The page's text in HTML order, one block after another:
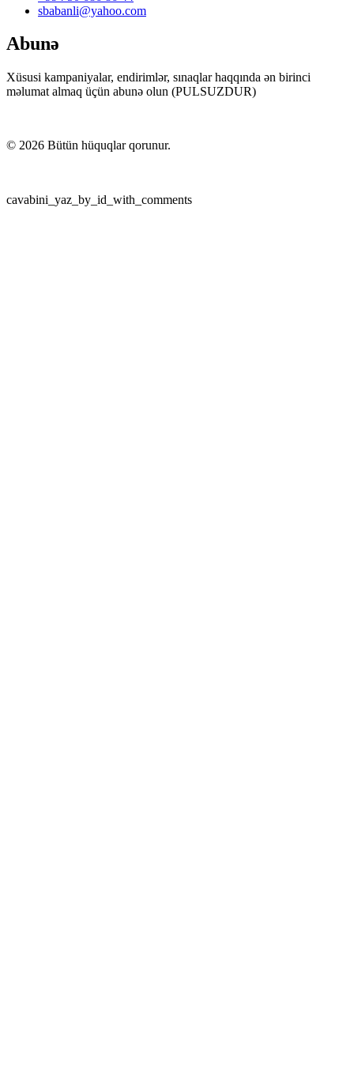
sbabanli@yahoo.com
Abunə
Xüsusi kampaniyalar, endirimlər, sınaqlar haqqında ən birinci
məlumat almaq üçün abunə olun (PULSUZDUR)
© 2026 Bütün hüquqlar qorunur.
cavabini_yaz_by_id_with_comments